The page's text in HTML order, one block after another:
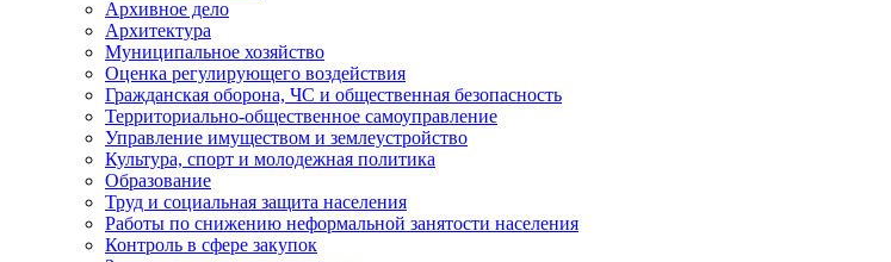
Архивное дело
Архитектура
Муниципальное хозяйство
Оценка регулирующего воздействия
Гражданская оборона, ЧС и общественная безопасность
Территориально-общественное самоуправление
Управление имуществом и землеустройство
Культура, спорт и молодежная политика
Образование
Труд и социальная защита населения
Работы по снижению неформальной занятости населения
Контроль в сфере закупок